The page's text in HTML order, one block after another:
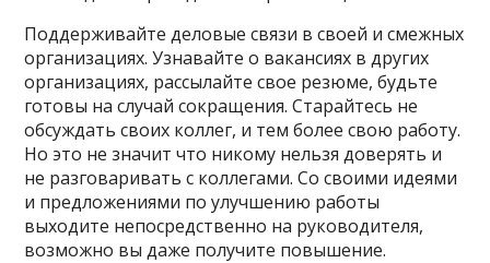
Поддерживайте деловые связи в своей и смежных
организациях. Узнавайте о вакансиях в других
организациях, рассылайте свое резюме, будьте
готовы на случай сокращения. Старайтесь не
обсуждать своих коллег, и тем более свою работу.
Но это не значит что никому нельзя доверять и
не разговаривать с коллегами. Со своими идеями
и предложениями по улучшению работы
выходите непосредственно на руководителя,
возможно вы даже получите повышение.